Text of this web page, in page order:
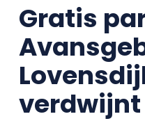
Gratis
verdwijnt